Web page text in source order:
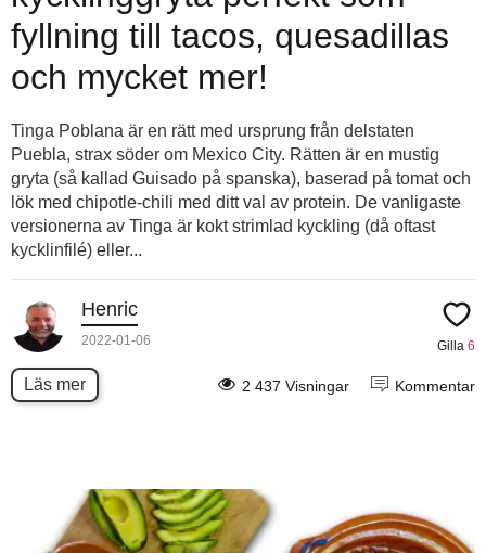
fyllning till tacos, quesadillas
och mycket mer!
Tinga Poblana är en rätt med ursprung från delstaten
Puebla, strax söder om Mexico City. Rätten är en mustig
gryta (så kallad Guisado på spanska), baserad på tomat och
lök med chipotle-chili med ditt val av protein. De vanligaste
versionerna av Tinga är kokt strimlad kyckling (då oftast
kycklinfilé) eller...
Henric
2022-01-06 Gilla 6
Läs mer Kommentar
2 437 Visningar